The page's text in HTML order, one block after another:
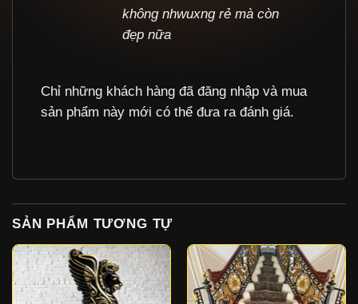
không nhwuxng rẻ mà còn
đẹp nữa
Chỉ những khách hàng đã đăng nhập và mua
sản phẩm này mới có thể đưa ra đánh giá.
SẢN PHẨM TƯƠNG TỰ